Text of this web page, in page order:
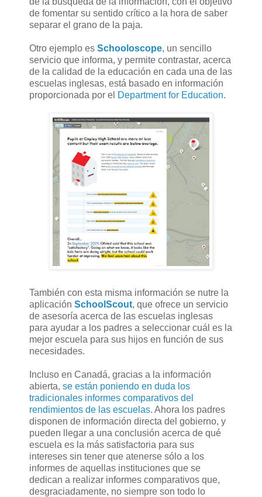
de fomentar su sentido crítico a la hora de saber
separar el grano de la paja.
Otro ejemplo es Schooloscope, un sencillo
servicio que informa, y permite contrastar, acerca
de la calidad de la educación en cada una de las
escuelas inglesas, está basado en información
proporcionada por el Department for Education.
También con esta misma información se nutre la
aplicación SchoolScout, que ofrece un servicio
de asesoría acerca de las escuelas inglesas
para ayudar a los padres a seleccionar cuál es la
mejor escuela para sus hijos en función de sus
necesidades.
Incluso en Canadá, gracias a la información
abierta, se están poniendo en duda los
tradicionales informes comparativos del
rendimientos de las escuelas. Ahora los padres
disponen de información directa del gobierno, y
pueden llegar a una conclusión acerca de qué
escuela es la más satisfactoria para sus
intereses sin tener que atenerse sólo a los
informes de aquellas instituciones que se
dedican a realizar informes comparativos que,
desgraciadamente, no siempre son todo lo